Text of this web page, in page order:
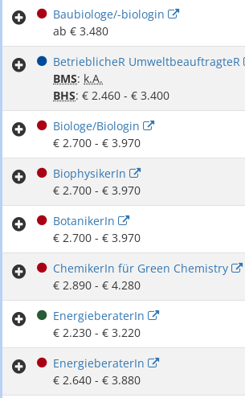
Baubiologe/-biologin
ab € 3.480
BetrieblicheR UmweltbeauftragteR
BMS: k.A.
BHS: € 2.460 - € 3.400
Biologe/Biologin
€ 2.700 - € 3.970
BiophysikerIn
€ 2.700 - € 3.970
BotanikerIn
€ 2.700 - € 3.970
ChemikerIn für Green Chemistry
€ 2.890 - € 4.280
EnergieberaterIn
€ 2.230 - € 3.220
EnergieberaterIn
€ 2.640 - € 3.880